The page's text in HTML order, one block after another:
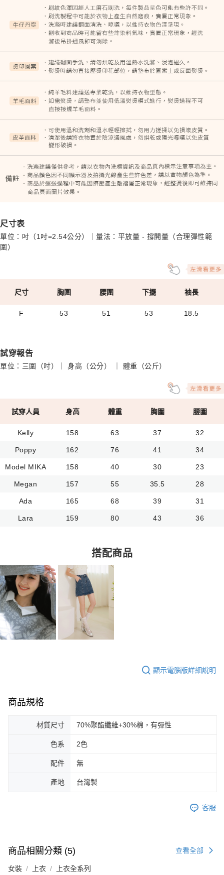
尺寸表
單位：吋（1吋=2.54公分）｜量法：平放量 - 撐開量（合理彈性範
圍）
尺寸 胸圍 腰圍 下擺 袖長
F 53 51 53 18.5
試穿報告
單位：三圍（吋）｜ 身高（公分） ｜ 體重（公斤）
試穿人員 身高 體重 胸圍 腰圍
Kelly 158 63 37 32
Poppy 162 76 41 34
Model MIKA 158 40 30 23
Megan 157 55 35.5 28
Ada 165 68 39 31
Lara 159 80 43 36
搭配商品
顯示電腦版詳細說明
商品規格
材質尺寸 70%聚酯纖維+30%棉，有彈性
色系 2色
配件 無
產地 台灣製
客服
商品相關分類 (5) 查看全部
女裝 上衣 上衣全系列